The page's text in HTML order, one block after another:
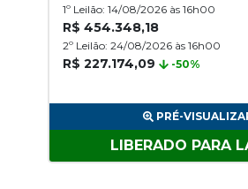
1º Leilão: 14/08/2026 às 16h00
R$ 454.348,18
2º Leilão: 24/08/2026 às 16h00
R$ 227.174,09 -50%
PRÉ-
LIBERADO PARA